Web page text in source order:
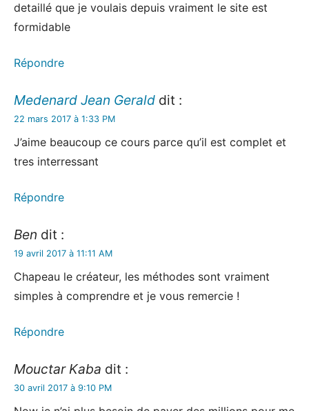
detaillé que je voulais depuis vraiment le site est
formidable
Répondre
Medenard Jean Gerald dit :
22 mars 2017 à 1:33 PM
J’aime beaucoup ce cours parce qu’il est complet et
tres interressant
Répondre
Ben dit :
19 avril 2017 à 11:11 AM
Chapeau le créateur, les méthodes sont vraiment
simples à comprendre et je vous remercie !
Répondre
Mouctar Kaba dit :
30 avril 2017 à 9:10 PM